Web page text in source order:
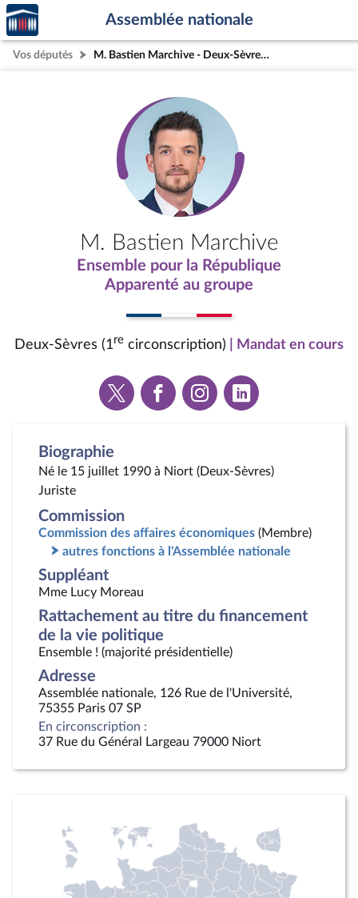
Aller au contenu
Aller en bas de la page
Accèder
à la
page
d'accueil
Assemblée nationale
Vos députés M. Bastien Marchive - Deux-Sèvres (1re circonscription)
M. Bastien Marchive
Ensemble pour la République
Apparenté au groupe
Deux-Sèvres (1re circonscription) | Mandat en cours
Voir
la
Voir
la
Voir
la
Voir
la
Biographie
Né le 15 juillet 1990 à Niort (Deux-Sèvres)
Juriste
Commission
Commission des affaires économiques (Membre)
autres fonctions à l'Assemblée nationale
Suppléant
Mme Lucy Moreau
Rattachement au titre du financement
de la vie politique
Ensemble ! (majorité présidentielle)
Adresse
Assemblée nationale, 126 Rue de l'Université,
75355 Paris 07 SP
En circonscription :
37 Rue du Général Largeau 79000 Niort